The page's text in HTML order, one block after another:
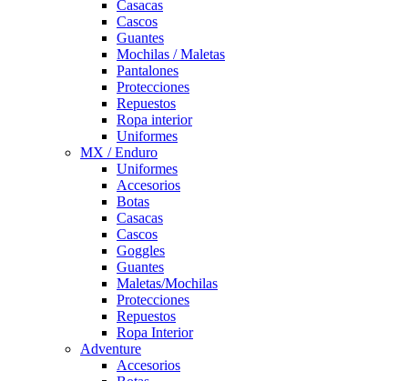
Casacas
Cascos
Guantes
Mochilas / Maletas
Pantalones
Protecciones
Repuestos
Ropa interior
Uniformes
MX / Enduro
Uniformes
Accesorios
Botas
Casacas
Cascos
Goggles
Guantes
Maletas/Mochilas
Protecciones
Repuestos
Ropa Interior
Adventure
Accesorios